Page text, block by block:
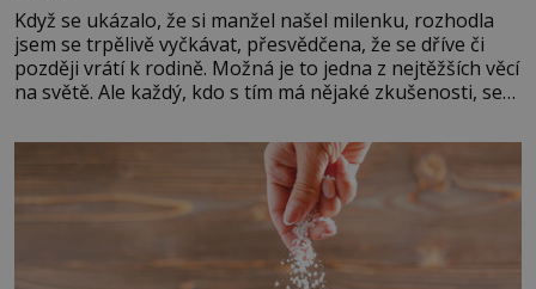
Když se ukázalo, že si manžel našel milenku, rozhodla
jsem se trpělivě vyčkávat, přesvědčena, že se dříve či
později vrátí k rodině. Možná je to jedna z nejtěžších věcí
na světě. Ale každý, kdo s tím má nějaké zkušenosti, se
Když se ke mně doneslo, že si manžel pořídil milenku,